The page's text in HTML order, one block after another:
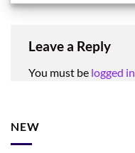
Leave a Reply
You must be logged in
NEW